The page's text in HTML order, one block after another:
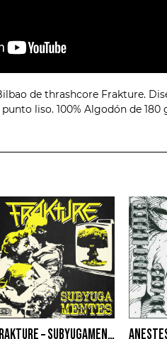
de thrashcore Frakture.
liso. 100% Algodón de 180
FRAKTURE – SUBYUGAMENTES